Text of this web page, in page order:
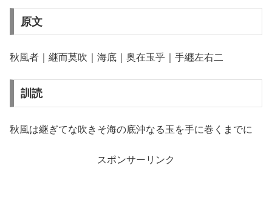
原文
秋風者｜継而莫吹｜海底｜奥在玉乎｜手纒左右二
訓読
秋風は継ぎてな吹きそ海の底沖なる玉を手に巻くまでに
スポンサーリンク